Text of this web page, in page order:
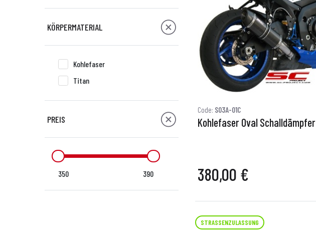
KÖRPERMATERIAL
Kohlefaser
Titan
PREIS
350 390
Code: S03A-01C
Kohlefaser Oval Schalldämpfer
380,00 €
STRASSENZULASSUNG